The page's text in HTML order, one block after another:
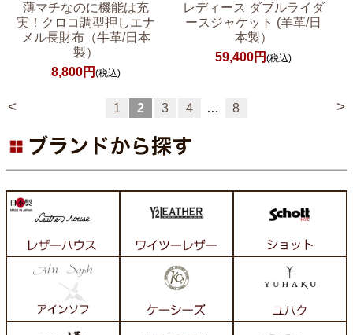
薄マチなのに機能は充
実！クロコ調型押しエナ
メル長財布（牛革/日本
製）
8,800円(税込)
レディース ダブルライダ
ースジャケット (羊革/日
本製）
59,400円(税込)
< >
1 2 3 4 … 8